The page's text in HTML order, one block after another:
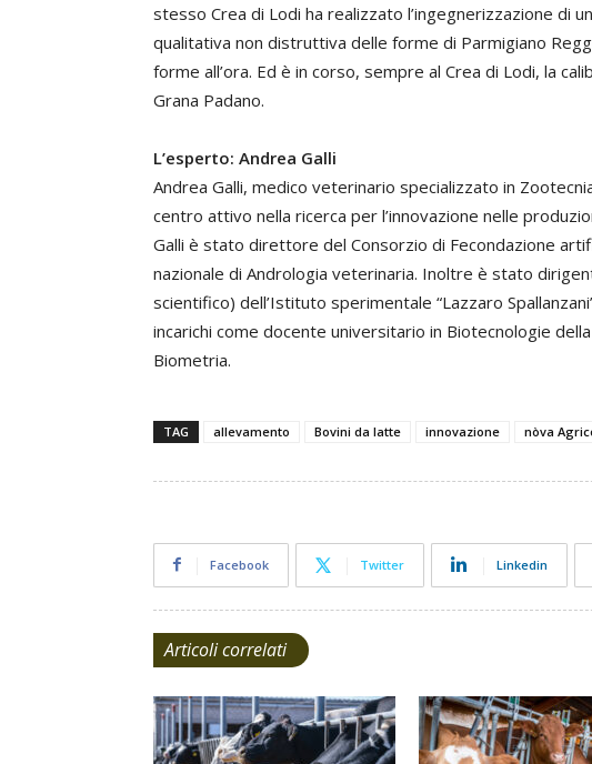
stesso Crea di Lodi ha realizzato l’ingegnerizzazione di
qualitativa non distruttiva delle forme di Parmigiano
forme all’ora. Ed è in corso, sempre al Crea di Lodi, la
Grana Padano.
L’esperto: Andrea Galli
Andrea Galli, medico veterinario specializzato in
centro attivo nella ricerca per l’innovazione nelle
Galli è stato direttore del Consorzio di Fecondazione
nazionale di Andrologia veterinaria. Inoltre è stato
scientifico) dell’Istituto sperimentale “Lazzaro
incarichi come docente universitario in Biotecnologie
Biometria.
TAG allevamento Bovini da latte innovazione nòva
Facebook Twitter Linkedin
Articoli correlati